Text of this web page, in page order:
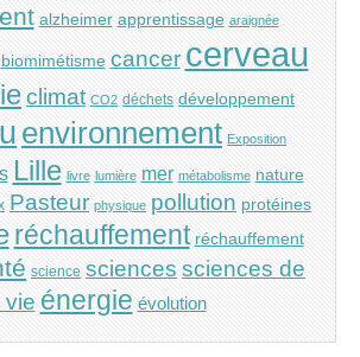
alzheimer apprentissage araignée
biomimétisme cancer cerveau
climat CO2 déchets développement
environnement Exposition
Lille livre lumière mer métabolisme nature
Pasteur physique pollution protéines
réchauffement réchauffement
science sciences sciences de
vie énergie évolution